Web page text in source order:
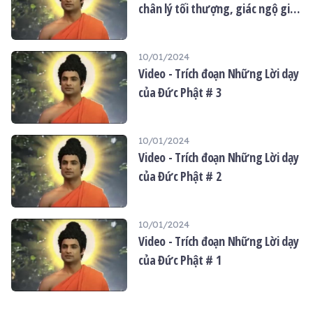
giới thiệu đến quý Phật tử
như một món quà tu học từ
chân lý tối thượng, giác ngộ giải
10/01/2024
Video - Trích đoạn Những Lời dạy
của Đức Phật # 3
10/01/2024
Video - Trích đoạn Những Lời dạy
của Đức Phật # 2
10/01/2024
Video - Trích đoạn Những Lời dạy
của Đức Phật # 1